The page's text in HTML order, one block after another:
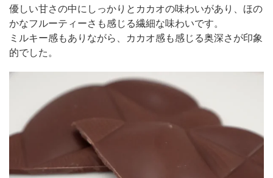
優しい甘さの中にしっかりとカカオの味わいがあり、ほの
かなフルーティーさも感じる繊細な味わいです。
ミルキー感もありながら、カカオ感も感じる奥深さが印象
的でした。